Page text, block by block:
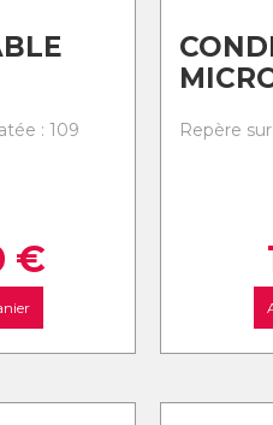
: 109
€
Repère